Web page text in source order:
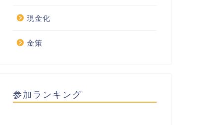
現金化
金策
参加ランキング